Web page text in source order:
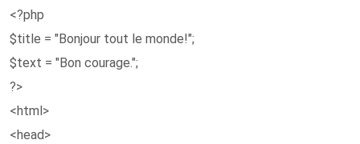
<?php
$title = "Bonjour tout le monde!";
$text = "Bon courage.";
?>
<html>
<head>